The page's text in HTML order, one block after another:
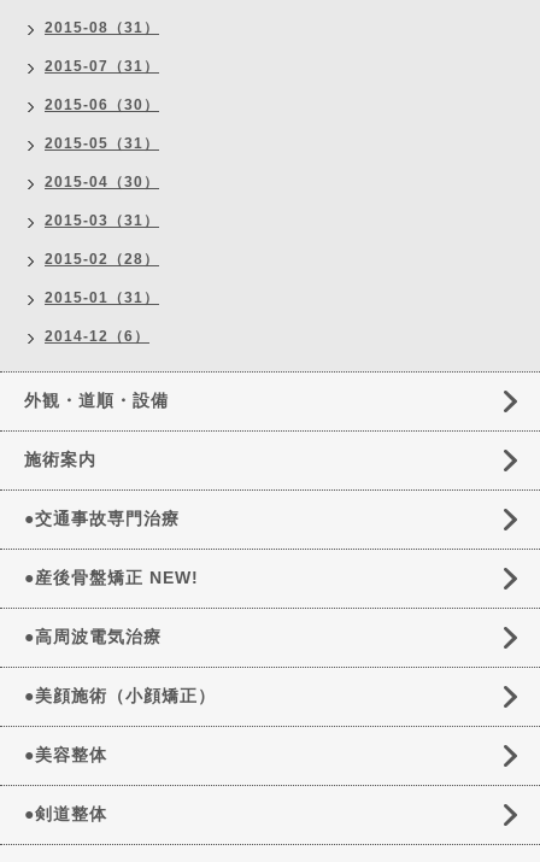
2015-08（31）
2015-07（31）
2015-06（30）
2015-05（31）
2015-04（30）
2015-03（31）
2015-02（28）
2015-01（31）
2014-12（6）
外観・道順・設備
施術案内
●交通事故専門治療
●産後骨盤矯正 NEW!
●高周波電気治療
●美顔施術（小顔矯正）
●美容整体
●剣道整体